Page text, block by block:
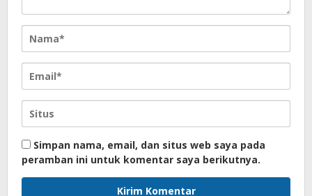
Simpan nama, email, dan situs web saya pada
peramban ini untuk komentar saya berikutnya.